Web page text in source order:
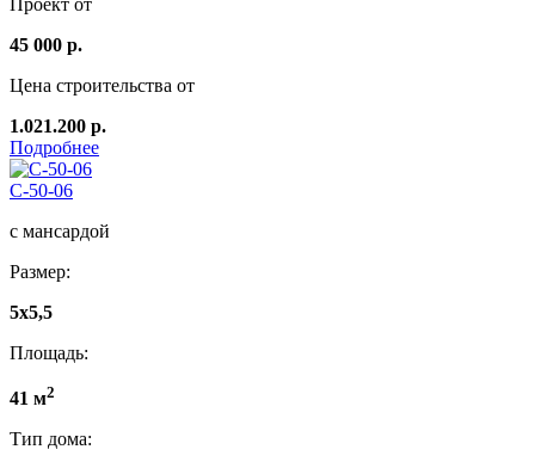
Проект от
45 000 р.
Цена строительства от
1.021.200 р.
Подробнее
C-50-06
с мансардой
Размер:
5x5,5
Площадь:
41 м2
Тип дома: